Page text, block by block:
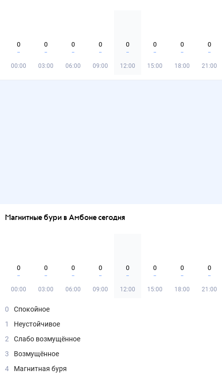
0
00:00
0
03:00
0
06:00
0
09:00
0
12:00
0
15:00
0
18:00
0
21:00
Магнитные бури в Амбоне сегодня
0
00:00
0
03:00
0
06:00
0
09:00
0
12:00
0
15:00
0
18:00
0
21:00
0
Спокойное
1
Неустойчивое
2
Слабо возмущённое
3
Возмущённое
4
Магнитная буря